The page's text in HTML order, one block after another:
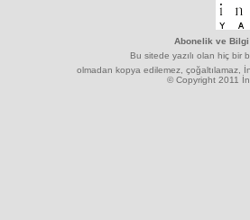
Abonelik ve Bilgi
Bu sitede yazılı olan hiç bir
olmadan kopya edilemez, çoğaltılamaz,
© Copyright 2011